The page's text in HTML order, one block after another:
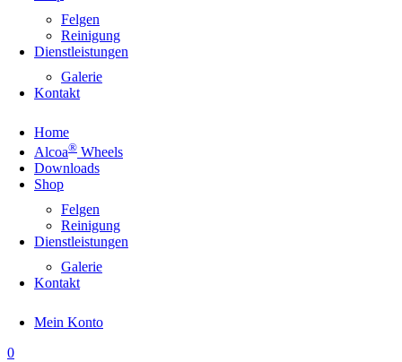
Felgen
Reinigung
Dienstleistungen
Galerie
Kontakt
Home
Alcoa® Wheels
Downloads
Shop
Felgen
Reinigung
Dienstleistungen
Galerie
Kontakt
Mein Konto
0